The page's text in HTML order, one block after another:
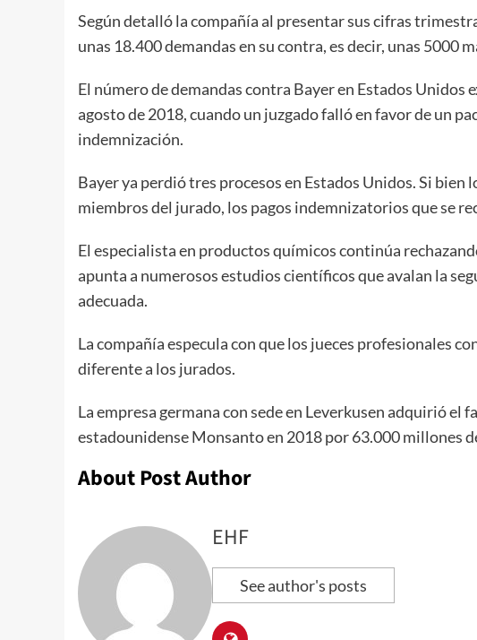
Según detalló la compañía al presentar sus cifras
unas 18.400 demandas en su contra, es decir, unas 5000
El número de demandas contra Bayer en Estados
agosto de 2018, cuando un juzgado falló en favor de un
indemnización.
Bayer ya perdió tres procesos en Estados Unidos. Si bien
miembros del jurado, los pagos indemnizatorios que se
El especialista en productos químicos continúa
apunta a numerosos estudios científicos que avalan la
adecuada.
La compañía especula con que los jueces profesionales
diferente a los jurados.
La empresa germana con sede en Leverkusen adquirió el
estadounidense Monsanto en 2018 por 63.000 millones
About Post Author
EHF
See author's posts